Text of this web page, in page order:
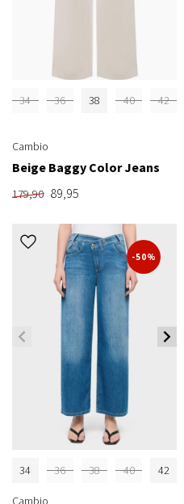
34 36 38 40 42
Cambio
Beige Baggy Color Jeans
179,90 89,95
-50%
34 36 38 40 42
Cambio